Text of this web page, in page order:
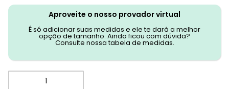
Aproveite o nosso provador virtual
É só adicionar suas medidas e ele te dará a melhor
opção de tamanho. Ainda ficou com dúvida?
Consulte nossa tabela de medidas.